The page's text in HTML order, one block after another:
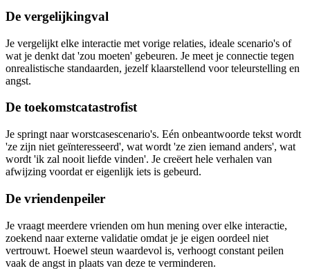
De vergelijkingval
Je vergelijkt elke interactie met vorige relaties, ideale scenario's of
wat je denkt dat 'zou moeten' gebeuren. Je meet je connectie tegen
onrealistische standaarden, jezelf klaarstellend voor teleurstelling en
angst.
De toekomstcatastrofist
Je springt naar worstcasescenario's. Eén onbeantwoorde tekst wordt
'ze zijn niet geïnteresseerd', wat wordt 'ze zien iemand anders', wat
wordt 'ik zal nooit liefde vinden'. Je creëert hele verhalen van
afwijzing voordat er eigenlijk iets is gebeurd.
De vriendenpeiler
Je vraagt meerdere vrienden om hun mening over elke interactie,
zoekend naar externe validatie omdat je je eigen oordeel niet
vertrouwt. Hoewel steun waardevol is, verhoogt constant peilen
vaak de angst in plaats van deze te verminderen.